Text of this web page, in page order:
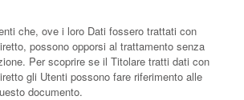
che, ove i loro Dati fossero trattati con
possono opporsi al trattamento senza
Per scoprire se il Titolare tratti dati con
gli Utenti possono fare riferimento alle
documento.